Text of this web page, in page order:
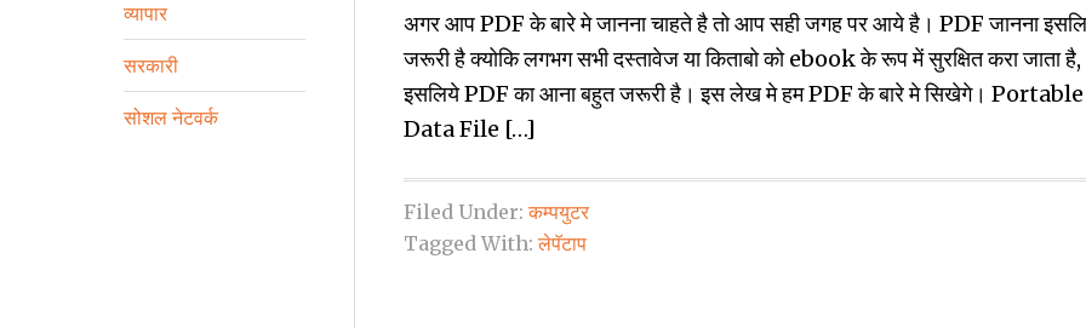
अगर आप PDF के बारे मे जानना चाहते है तो आप सही जगह पर आये है। PDF जानना
जरूरी है क्‍योकि लगभग सभी दस्‍तावेज या किताबो को ebook के रूप में सुरक्षित करा जाता है,
इसलिये PDF का आना बहुत जरूरी है। इस लेख मे हम PDF के बारे मे सिखेगे। Portable
Data File […]
Filed Under:कम्‍पयुटर
Tagged With:लेपॅटाप
व्‍यापार
सरकारी
सोशल नेटवर्क